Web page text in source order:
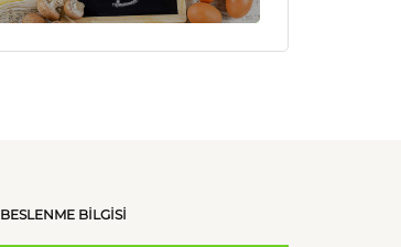
BESLENME BILGISI